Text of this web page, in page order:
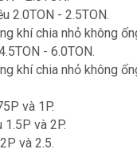
2.0TON - 2.5TON.
khí chia nhỏ không
- 6.0TON.
khí chia nhỏ không
và 1P.
và 2P.
và 2.5.